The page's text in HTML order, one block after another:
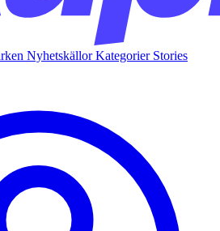
NyhetskällorKategorier Stories